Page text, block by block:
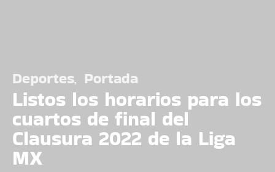
Deportes Portada
Listos los horarios para los
cuartos de final del
Clausura 2022 de la Liga
MX